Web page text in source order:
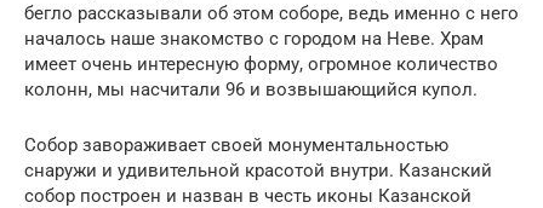
бегло рассказывали об этом соборе, ведь именно с него
началось наше знакомство с городом на Неве. Храм
имеет очень интересную форму, огромное количество
колонн, мы насчитали 96 и возвышающийся купол.
Собор завораживает своей монументальностью
снаружи и удивительной красотой внутри. Казанский
собор построен и назван в честь иконы Казанской